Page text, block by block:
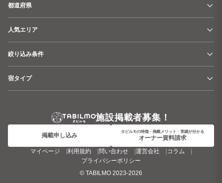
都道府県
人気エリア
絞り込み条件
宿タイプ
施設掲載者募集！
掲載申し込み
タビルモの特徴・掲載メリット・実績が分かる
オーナー資料請求
マイページ
利用規約 問い合わせ 運営会社
コラム
プライバシーポリシー
© TABILMO 2023-2026